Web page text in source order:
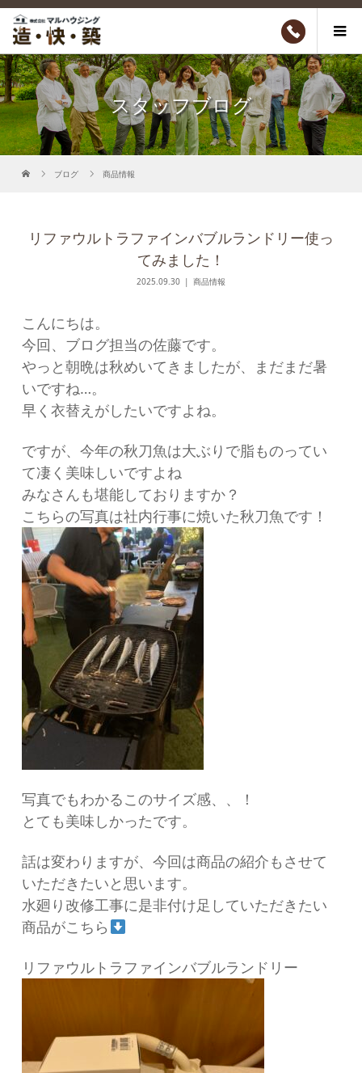
スタッフブログ
ブログ 商品情報
リファウルトラファインバブルランドリー使っ
てみました！
2025.09.30 商品情報
こんにちは。
今回、ブログ担当の佐藤です。
やっと朝晩は秋めいてきましたが、まだまだ暑
いですね…。
早く衣替えがしたいですよね。
ですが、今年の秋刀魚は大ぶりで脂ものってい
て凄く美味しいですよね
みなさんも堪能しておりますか？
こちらの写真は社内行事に焼いた秋刀魚です！
写真でもわかるこのサイズ感、、！
とても美味しかったです。
話は変わりますが、今回は商品の紹介もさせて
いただきたいと思います。
水廻り改修工事に是非付け足していただきたい
商品がこちら
リファウルトラファインバブルランドリー